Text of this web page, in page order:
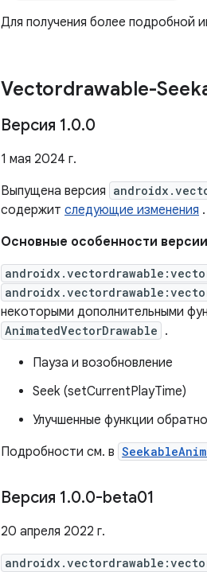
Для получения более подробной
Vectordrawable-
Версия 1.0.0
1 мая 2024 г.
Выпущена версия
содержит следующие изменения .
Основные особенности
некоторыми дополнительными
AnimatedVectorDrawable .
Пауза и возобновление
Seek (setCurrentPlayTime)
Улучшенные функции
Подробности см. в
Версия 1.0.0-beta01
20 апреля 2022 г.